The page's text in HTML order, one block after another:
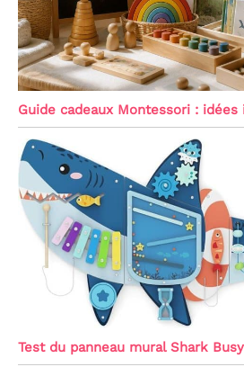
Guide cadeaux Montessori : idées
Test du panneau mural Shark